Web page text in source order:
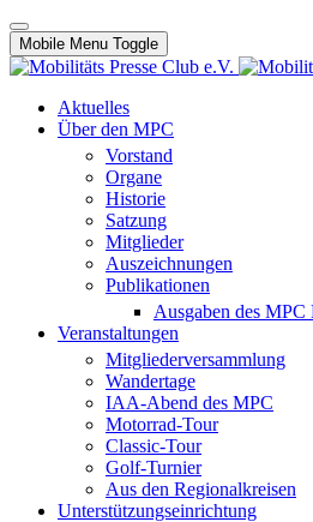
Mobile Menu Toggle
Aktuelles
Über den MPC
Vorstand
Organe
Historie
Satzung
Mitglieder
Auszeichnungen
Publikationen
Ausgaben des MPC
Veranstaltungen
Mitgliederversammlung
Wandertage
IAA-Abend des MPC
Motorrad-Tour
Classic-Tour
Golf-Turnier
Aus den Regionalkreisen
Unterstützungseinrichtung